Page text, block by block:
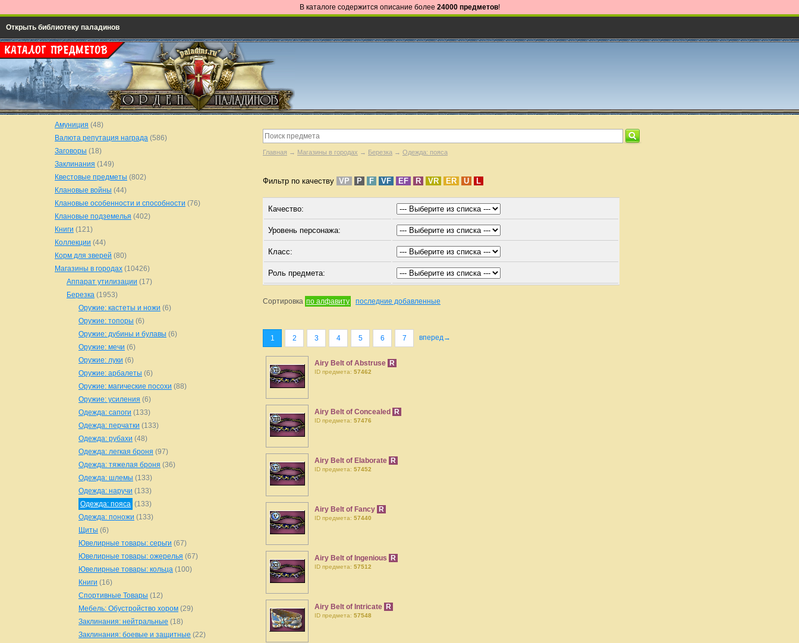
В каталоге содержится описание более 24000 предметов!
Открыть библиотеку паладинов
Главная → Магазины в городах → Березка → Одежда: пояса
Фильтр по качеству VP P F VF EF R VR ER U L
Качество:
Уровень персонажа:
Класс:
Роль предмета:
Сортировка по алфавиту последние добавленные
1 2 3 4 5 6 7 вперед→
Airy Belt of Abstruse R
ID предмета: 57462
Airy Belt of Concealed R
ID предмета: 57476
Airy Belt of Elaborate R
ID предмета: 57452
Airy Belt of Fancy R
ID предмета: 57440
Airy Belt of Ingenious R
ID предмета: 57512
Airy Belt of Intricate R
ID предмета: 57548
Амуниция (48)
Валюта репутация награда (586)
Заговоры (18)
Заклинания (149)
Квестовые предметы (802)
Клановые войны (44)
Клановые особенности и способности (76)
Клановые подземелья (402)
Книги (121)
Коллекции (44)
Корм для зверей (80)
Магазины в городах (10426)
Аппарат утилизации (17)
Березка (1953)
Оружие: кастеты и ножи (6)
Оружие: топоры (6)
Оружие: дубины и булавы (6)
Оружие: мечи (6)
Оружие: луки (6)
Оружие: арбалеты (6)
Оружие: магические посохи (88)
Оружие: усиления (6)
Одежда: сапоги (133)
Одежда: перчатки (133)
Одежда: рубахи (48)
Одежда: легкая броня (97)
Одежда: тяжелая броня (36)
Одежда: шлемы (133)
Одежда: наручи (133)
Одежда: пояса (133)
Одежда: поножи (133)
Щиты (6)
Ювелирные товары: серьги (67)
Ювелирные товары: ожерелья (67)
Ювелирные товары: кольца (100)
Книги (16)
Спортивные Товары (12)
Мебель: Обустройство хором (29)
Заклинания: нейтральные (18)
Заклинания: боевые и защитные (22)